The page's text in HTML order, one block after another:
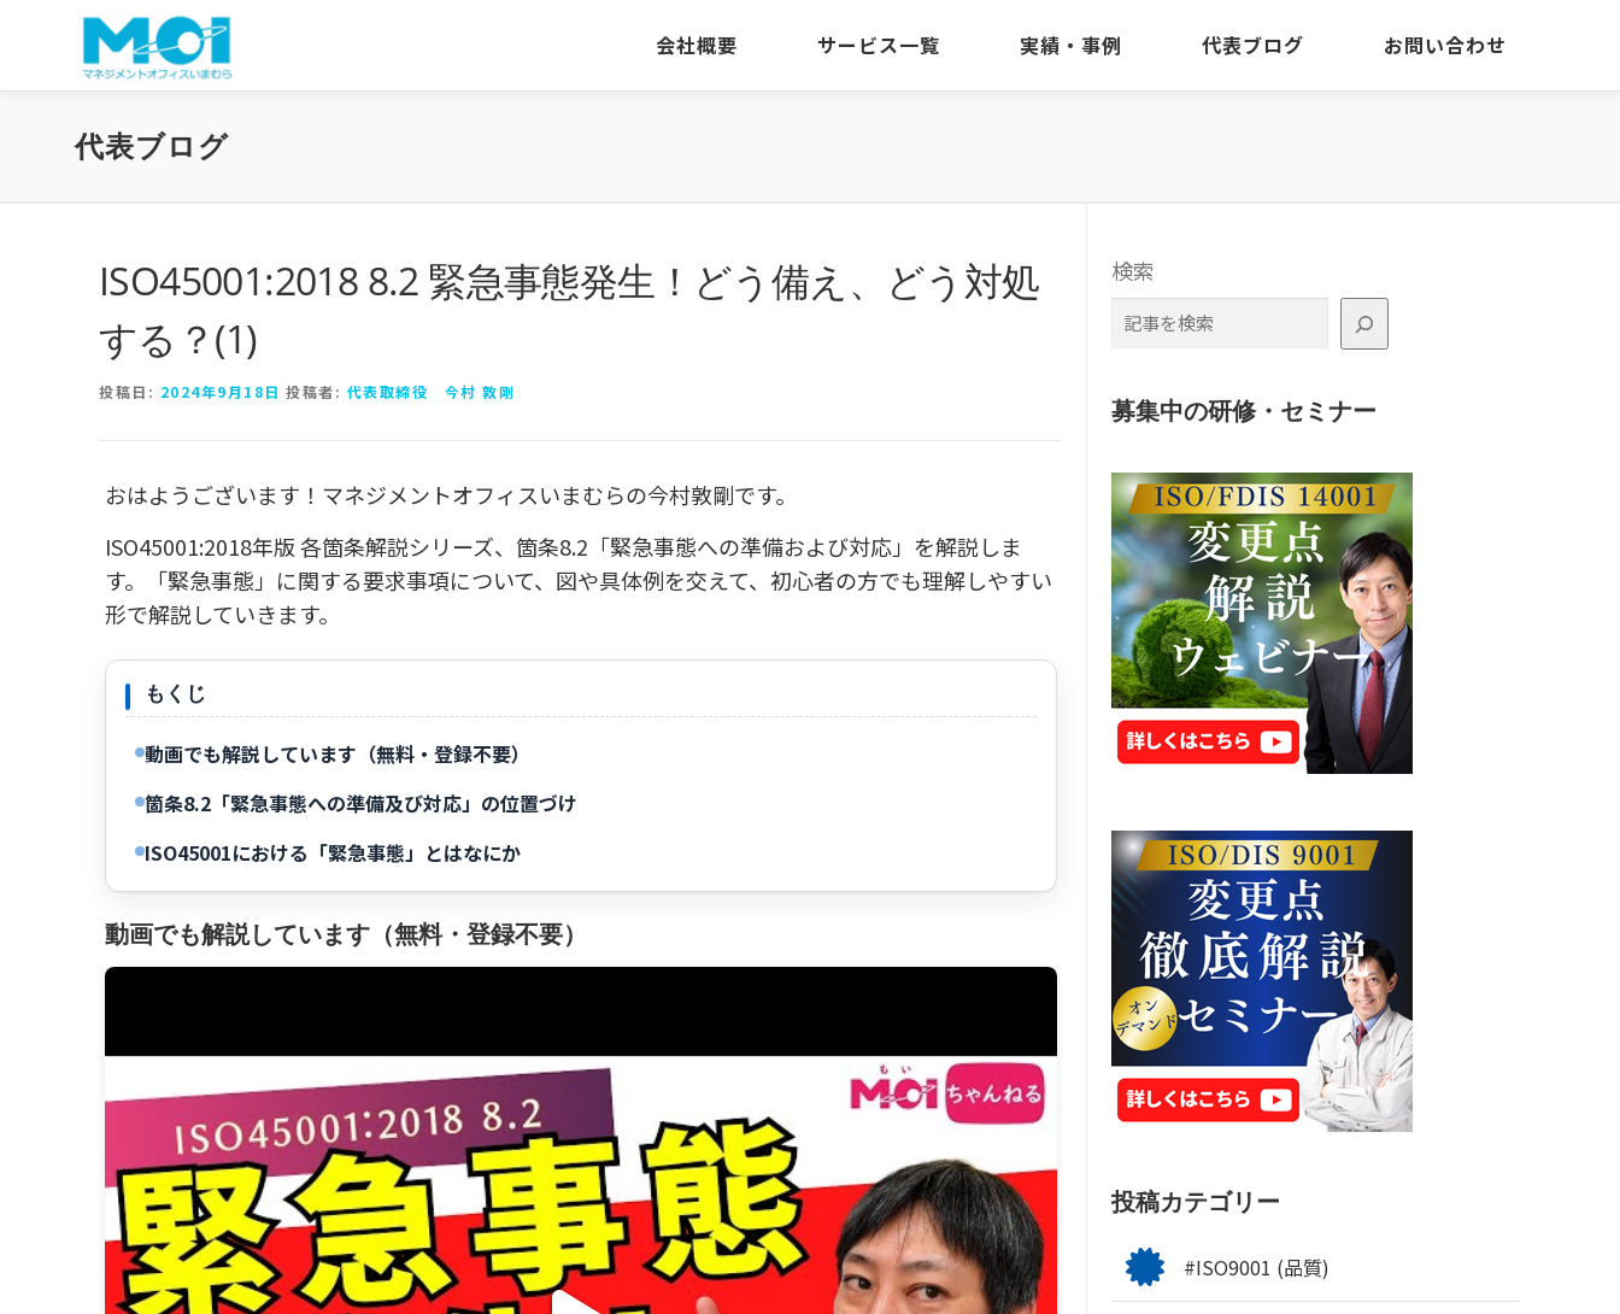
コンテンツへスキップ
会社概要 サービス一覧 実績・事例 代表ブログ お問い合わせ
代表ブログ
ISO45001:2018 8.2 緊急事態発生！どう備え、どう対処
する？(1)
投稿日: 2024年9月18日 投稿者: 代表取締役 今村 敦剛
おはようございます！マネジメントオフィスいまむらの今村敦剛です。
ISO45001:2018年版 各箇条解説シリーズ、箇条8.2「緊急事態への準備および対応」を解説しま
す。「緊急事態」に関する要求事項について、図や具体例を交えて、初心者の方でも理解しやすい
形で解説していきます。
もくじ
動画でも解説しています（無料・登録不要）
箇条8.2「緊急事態への準備及び対応」の位置づけ
ISO45001における「緊急事態」とはなにか
動画でも解説しています（無料・登録不要）
検索
募集中の研修・セミナー
投稿カテゴリー
#ISO9001 (品質)